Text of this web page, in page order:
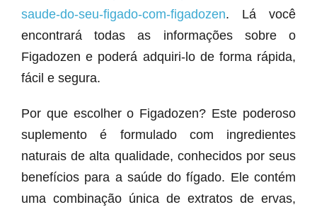
saude-do-seu-figado-com-figadozen. Lá você
encontrará todas as informações sobre o
Figadozen e poderá adquiri-lo de forma rápida,
fácil e segura.
Por que escolher o Figadozen? Este poderoso
suplemento é formulado com ingredientes
naturais de alta qualidade, conhecidos por seus
benefícios para a saúde do fígado. Ele contém
uma combinação única de extratos de ervas,